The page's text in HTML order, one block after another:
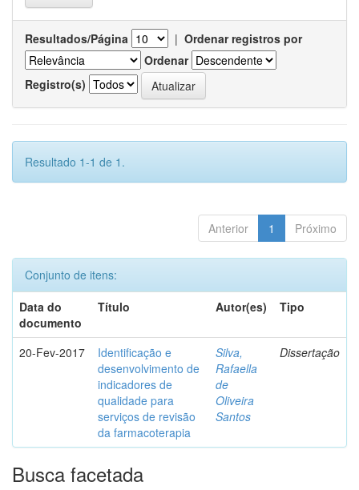
Resultados/Página | Ordenar registros por
Ordenar
Registro(s)
Resultado 1-1 de 1.
Anterior 1 Próximo
Conjunto de itens:
Data do
documento
Título Autor(es) Tipo
20-Fev-2017
Identificação e
desenvolvimento de
indicadores de
qualidade para
serviços de revisão
da farmacoterapia
Silva,
Rafaella
de
Oliveira
Santos
Dissertação
Busca facetada